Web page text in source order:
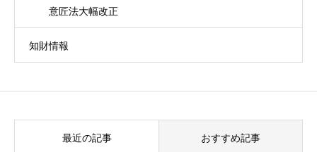
意匠法大幅改正
知財情報
最近の記事 おすすめ記事